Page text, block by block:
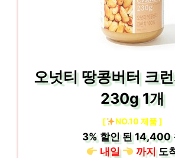
오넛티 땅콩버터 크
230g 1개
[ NO.10 제품 ]
3%할인 된14,400
내일
까지도